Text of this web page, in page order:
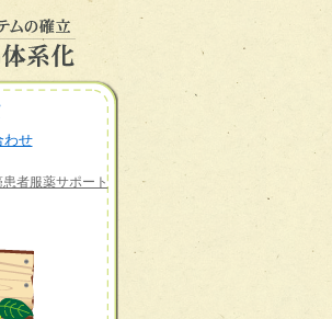
わせ
者服薬サポート